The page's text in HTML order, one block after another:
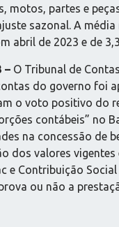
motos, partes e
sazonal. A
abril de 2023 e de
– O Tribunal de
do governo
o voto positivo do
contábeis” no
na concessão
dos valores
Contribuição
ou não a